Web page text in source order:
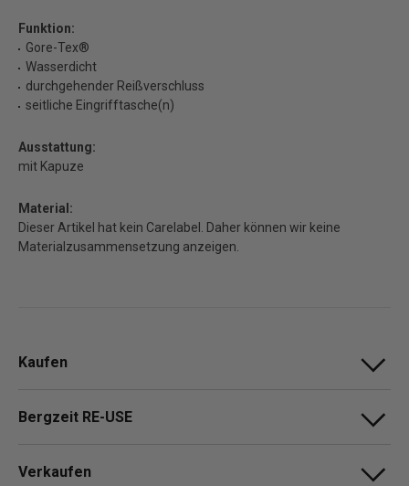
Funktion:
Gore-Tex®
Wasserdicht
durchgehender Reißverschluss
seitliche Eingrifftasche(n)
Ausstattung:
mit Kapuze
Material:
Dieser Artikel hat kein Carelabel. Daher können wir keine
Materialzusammensetzung anzeigen.
Kaufen
Bergzeit RE-USE
Verkaufen